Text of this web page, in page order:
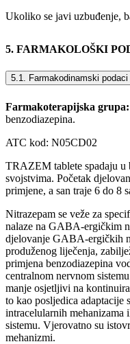
Ukoliko se javi uzbuđenje,
5. FARMAKOLOŠKI
5.1. Farmakodinamski podaci
Farmakoterapijska grupa:
benzodiazepina.
ATC kod: N05CD02
TRAZEM tablete spadaju u
svojstvima. Početak
primjene, a san traje 6 do 8
Nitrazepam se veže za
nalaze na GABA-ergičkim
djelovanje GABA-ergičkih
produženog liječenja,
primjena benzodiazepina
centralnom nervnom
manje osjetljivi na
to kao posljedica
intracelularnih mehanizama
sistemu. Vjerovatno su
mehanizmi.